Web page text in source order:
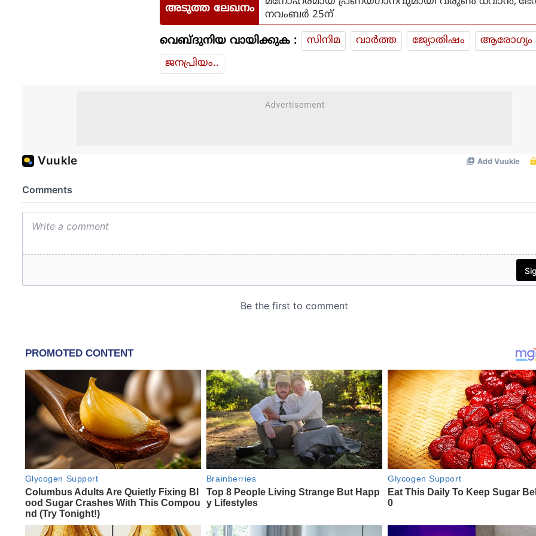
അടുത്ത ലേഖനം
നവംബര്‍ 25ന്
വെബ്ദുനിയ വായിക്കുക : സിനിമ വാര്‍ത്ത ജ്യോതിഷം
ആരോഗ്യം
ജനപ്രിയം..